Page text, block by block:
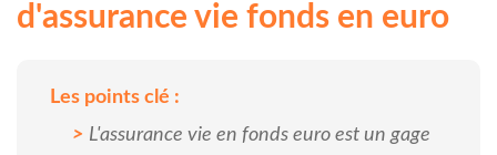
d'assurance vie fonds en euro
Les points clé :
L'assurance vie en fonds euro est un gage